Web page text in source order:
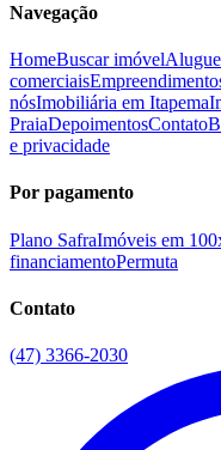
Navegação
HomeBuscar imóvel
comerciais
nósImobiliária em Itapema
PraiaDepoimentosContato
e privacidade
Por pagamento
Plano SafraImóveis em
financiamentoPermuta
Contato
(47) 3366-2030